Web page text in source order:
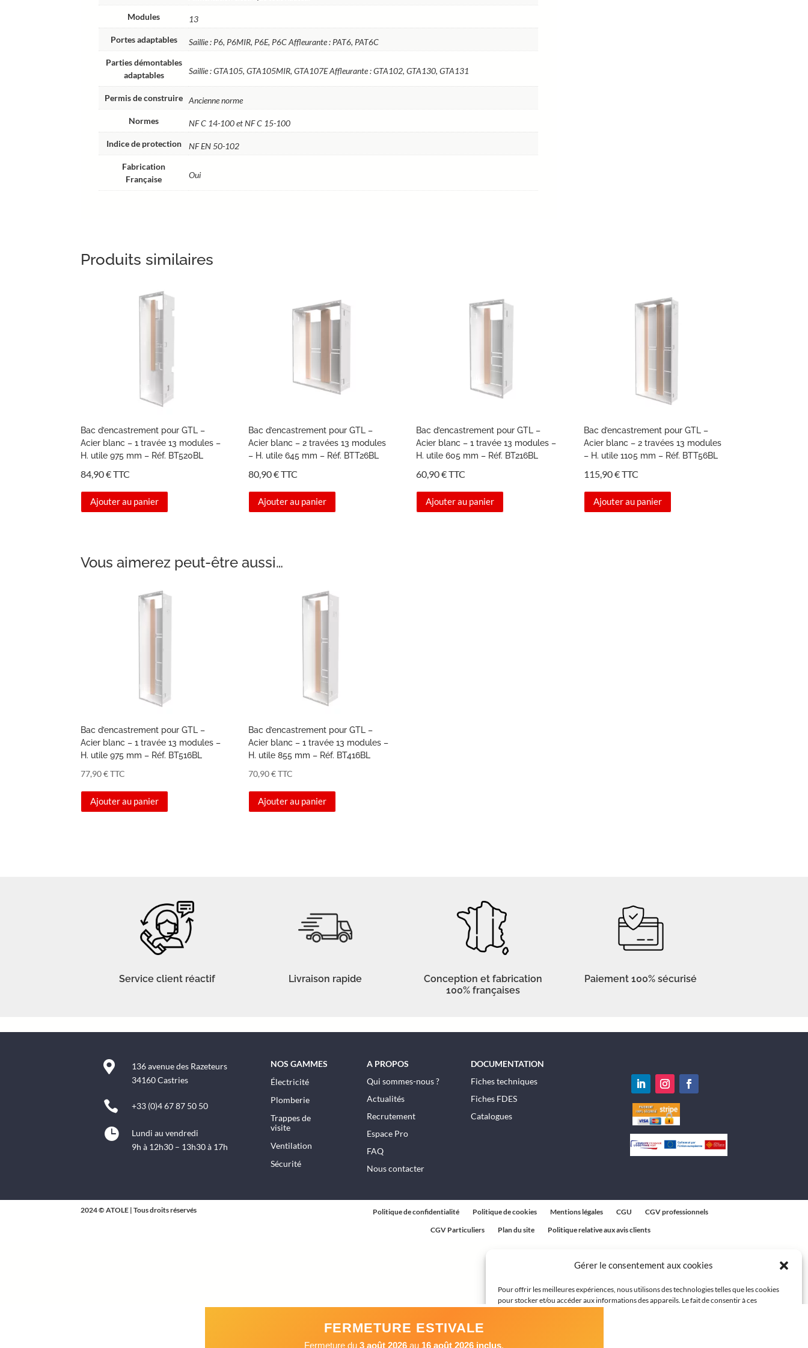
Gérer le consentement aux cookies
Pour offrir les meilleures expériences, nous utilisons des technologies telles que les cookies
pour stocker et/ou accéder aux informations des appareils. Le fait de consentir à ces
Modules
13
Portes adaptables
Saillie : P6, P6MIR, P6E, P6C Affleurante : PAT6, PAT6C
Parties démontables
adaptables
Saillie : GTA105, GTA105MIR, GTA107E Affleurante : GTA102, GTA130, GTA131
Permis de construire
Ancienne norme
Normes
NF C 14-100 et NF C 15-100
Indice de protection
NF EN 50-102
Fabrication
Française
Oui
Produits similaires
Bac d’encastrement pour GTL –
Acier blanc – 1 travée 13 modules –
H. utile 975 mm – Réf. BT520BL
84,90€TTC
Ajouter au panier
Bac d’encastrement pour GTL –
Acier blanc – 2 travées 13 modules
– H. utile 645 mm – Réf. BTT26BL
80,90€TTC
Ajouter au panier
Bac d’encastrement pour GTL –
Acier blanc – 1 travée 13 modules –
H. utile 605 mm – Réf. BT216BL
60,90€TTC
Ajouter au panier
Bac d’encastrement pour GTL –
Acier blanc – 2 travées 13 modules
– H. utile 1105 mm – Réf. BTT56BL
115,90€TTC
Ajouter au panier
Vous aimerez peut-être aussi…
Bac d’encastrement pour GTL –
Acier blanc – 1 travée 13 modules –
H. utile 975 mm – Réf. BT516BL
77,90€ TTC
Ajouter au panier
Bac d’encastrement pour GTL –
Acier blanc – 1 travée 13 modules –
H. utile 855 mm – Réf. BT416BL
70,90€TTC
Ajouter au panier
Service client réactif Livraison rapide
Conception et fabrication
100% françaises
Paiement 100% sécurisé

136 avenue des Razeteurs
34160 Castries
 +33 (0)4 67 87 50 50

Lundi au vendredi
9h à 12h30 – 13h30 à 17h
NOS GAMMES
Électricité
Plomberie
Trappes de
visite
Ventilation
Sécurité
A PROPOS
Qui sommes-nous ?
Actualités
Recrutement
Espace Pro
FAQ
Nous contacter
DOCUMENTATION
Fiches techniques
Fiches FDES
Catalogues
2024 © ATOLE | Tous droits réservés Politique de confidentialité Politique de cookies Mentions légales CGU
CGV professionnels
CGV Particuliers
Plan du site Politique relative aux avis clients
FERMETURE ESTIVALE
Fermeture du 3 août 2026 au 16 août 2026 inclus.